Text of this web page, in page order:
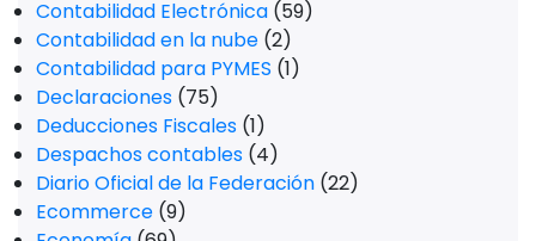
Contabilidad Electrónica (59)
Contabilidad en la nube (2)
Contabilidad para PYMES (1)
Declaraciones (75)
Deducciones Fiscales (1)
Despachos contables (4)
Diario Oficial de la Federación (22)
Ecommerce (9)